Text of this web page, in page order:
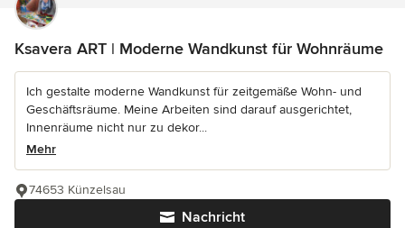
Ksavera ART | Moderne Wandkunst für Wohnräume
Ich gestalte moderne Wandkunst für zeitgemäße Wohn- und
Geschäftsräume. Meine Arbeiten sind darauf ausgerichtet,
Innenräume nicht nur zu dekor...
Mehr
Nachricht
74653 Künzelsau